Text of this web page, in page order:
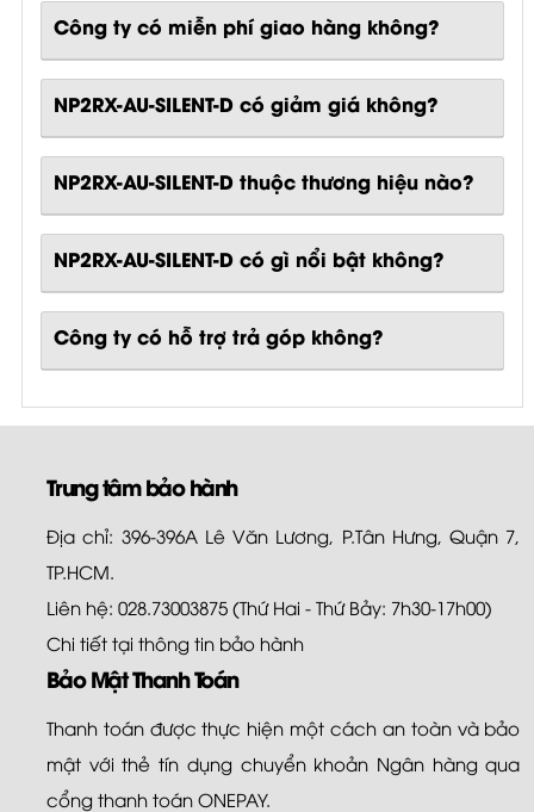
Công ty có miễn phí giao hàng không?
NP2RX-AU-SILENT-D có giảm giá không?
NP2RX-AU-SILENT-D thuộc thương hiệu nào?
NP2RX-AU-SILENT-Dcó gì nổi bật không?
Công ty có hỗ trợ trả góp không?
Trung tâm bảo hành
Địa chỉ: 396-396A Lê Văn Lương, P.Tân Hưng, Quận 7,
TP.HCM.
Liên hệ: 028.73003875 (Thứ Hai - Thứ Bảy: 7h30-17h00)
Chi tiết tại thông tin bảo hành
Bảo Mật Thanh Toán
Thanh toán được thực hiện một cách an toàn và bảo
mật với thẻ tín dụng chuyển khoản Ngân hàng qua
cổng thanh toán ONEPAY.